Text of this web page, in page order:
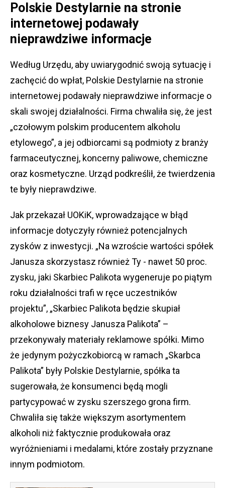
Polskie Destylarnie na stronie
internetowej podawały
nieprawdziwe informacje
Według Urzędu, aby uwiarygodnić swoją sytuację i
zachęcić do wpłat, Polskie Destylarnie na stronie
internetowej podawały nieprawdziwe informacje o
skali swojej działalności. Firma chwaliła się, że jest
„czołowym polskim producentem alkoholu
etylowego”, a jej odbiorcami są podmioty z branży
farmaceutycznej, koncerny paliwowe, chemiczne
oraz kosmetyczne. Urząd podkreślił, że twierdzenia
te były nieprawdziwe.
Jak przekazał UOKiK, wprowadzające w błąd
informacje dotyczyły również potencjalnych
zysków z inwestycji. „Na wzroście wartości spółek
Janusza skorzystasz również Ty - nawet 50 proc.
zysku, jaki Skarbiec Palikota wygeneruje po piątym
roku działalności trafi w ręce uczestników
projektu”, „Skarbiec Palikota będzie skupiał
alkoholowe biznesy Janusza Palikota” –
przekonywały materiały reklamowe spółki. Mimo
że jedynym pożyczkobiorcą w ramach „Skarbca
Palikota” były Polskie Destylarnie, spółka ta
sugerowała, że konsumenci będą mogli
partycypować w zysku szerszego grona firm.
Chwaliła się także większym asortymentem
alkoholi niż faktycznie produkowała oraz
wyróżnieniami i medalami, które zostały przyznane
innym podmiotom.